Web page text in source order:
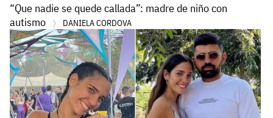
“Que nadie se quede callada”: madre de niño con
autismo
DANIELA CORDOVA